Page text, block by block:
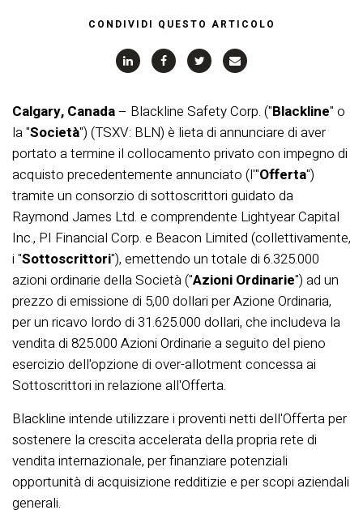
CONDIVIDI QUESTO ARTICOLO
Calgary, Canada– Blackline Safety Corp. ("Blackline" o
la "Società") (TSXV: BLN) è lieta di annunciare di aver
portato a termine il collocamento privato con impegno di
acquisto precedentemente annunciato (l'"Offerta")
tramite un consorzio di sottoscrittori guidato da
Raymond James Ltd. e comprendente Lightyear Capital
Inc., PI Financial Corp. e Beacon Limited (collettivamente,
i "Sottoscrittori"), emettendo un totale di 6.325.000
azioni ordinarie della Società ("Azioni Ordinarie") ad un
prezzo di emissione di 5,00 dollari per Azione Ordinaria,
per un ricavo lordo di 31.625.000 dollari, che includeva la
vendita di 825.000 Azioni Ordinarie a seguito del pieno
esercizio dell'opzione di over-allotment concessa ai
Sottoscrittori in relazione all'Offerta.
Blackline intende utilizzare i proventi netti dell'Offerta per
sostenere la crescita accelerata della propria rete di
vendita internazionale, per finanziare potenziali
opportunità di acquisizione redditizie e per scopi aziendali
generali.